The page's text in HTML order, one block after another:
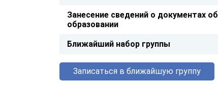
Занесение сведений о документах об
образовании
Ближайший набор группы
Записаться в ближайшую группу